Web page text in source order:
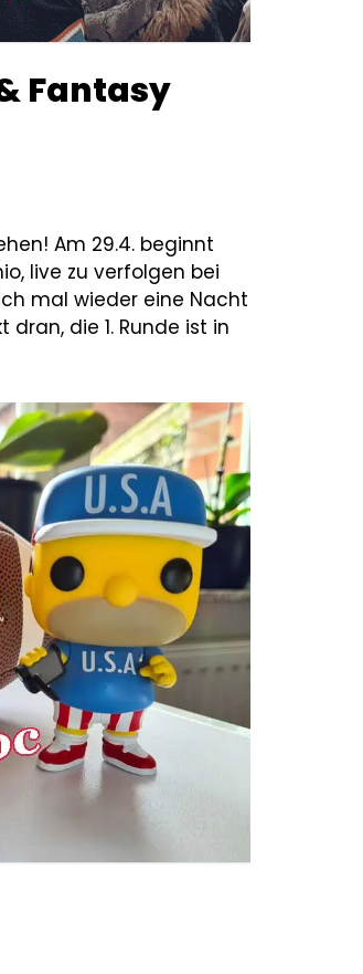
Fantasy
Am 29.4. beginnt
live zu verfolgen bei
mal wieder eine Nacht
die 1. Runde ist in